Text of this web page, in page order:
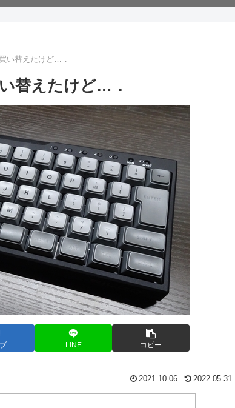
い替えたけど…．
替えたけど…．
LINE コピー
2021.10.06 2022.05.31